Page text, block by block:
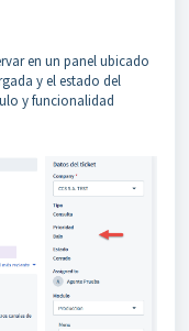
en un panel ubicado
y el estado del
y funcionalidad